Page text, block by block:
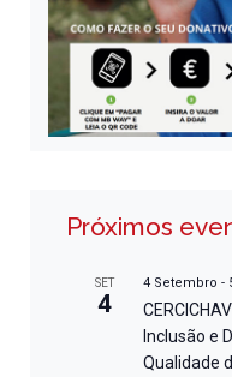
Próximos
SET
4
4 Setembro -
Inclusão e
Qualidade